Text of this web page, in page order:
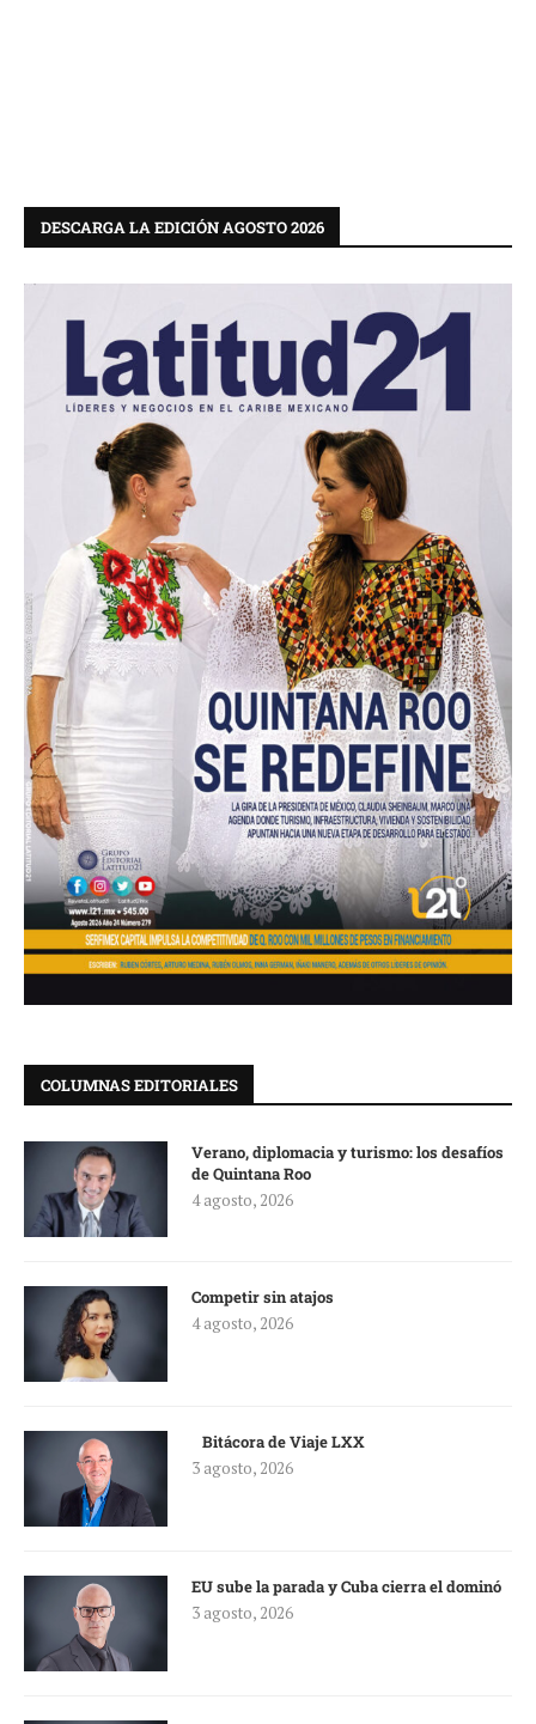
DESCARGA LA EDICIÓN AGOSTO 2026
COLUMNAS EDITORIALES
Verano, diplomacia y turismo: los desafíos
de Quintana Roo
4 agosto, 2026
Competir sin atajos
4 agosto, 2026
Bitácora de Viaje LXX
3 agosto, 2026
EU sube la parada y Cuba cierra el dominó
3 agosto, 2026